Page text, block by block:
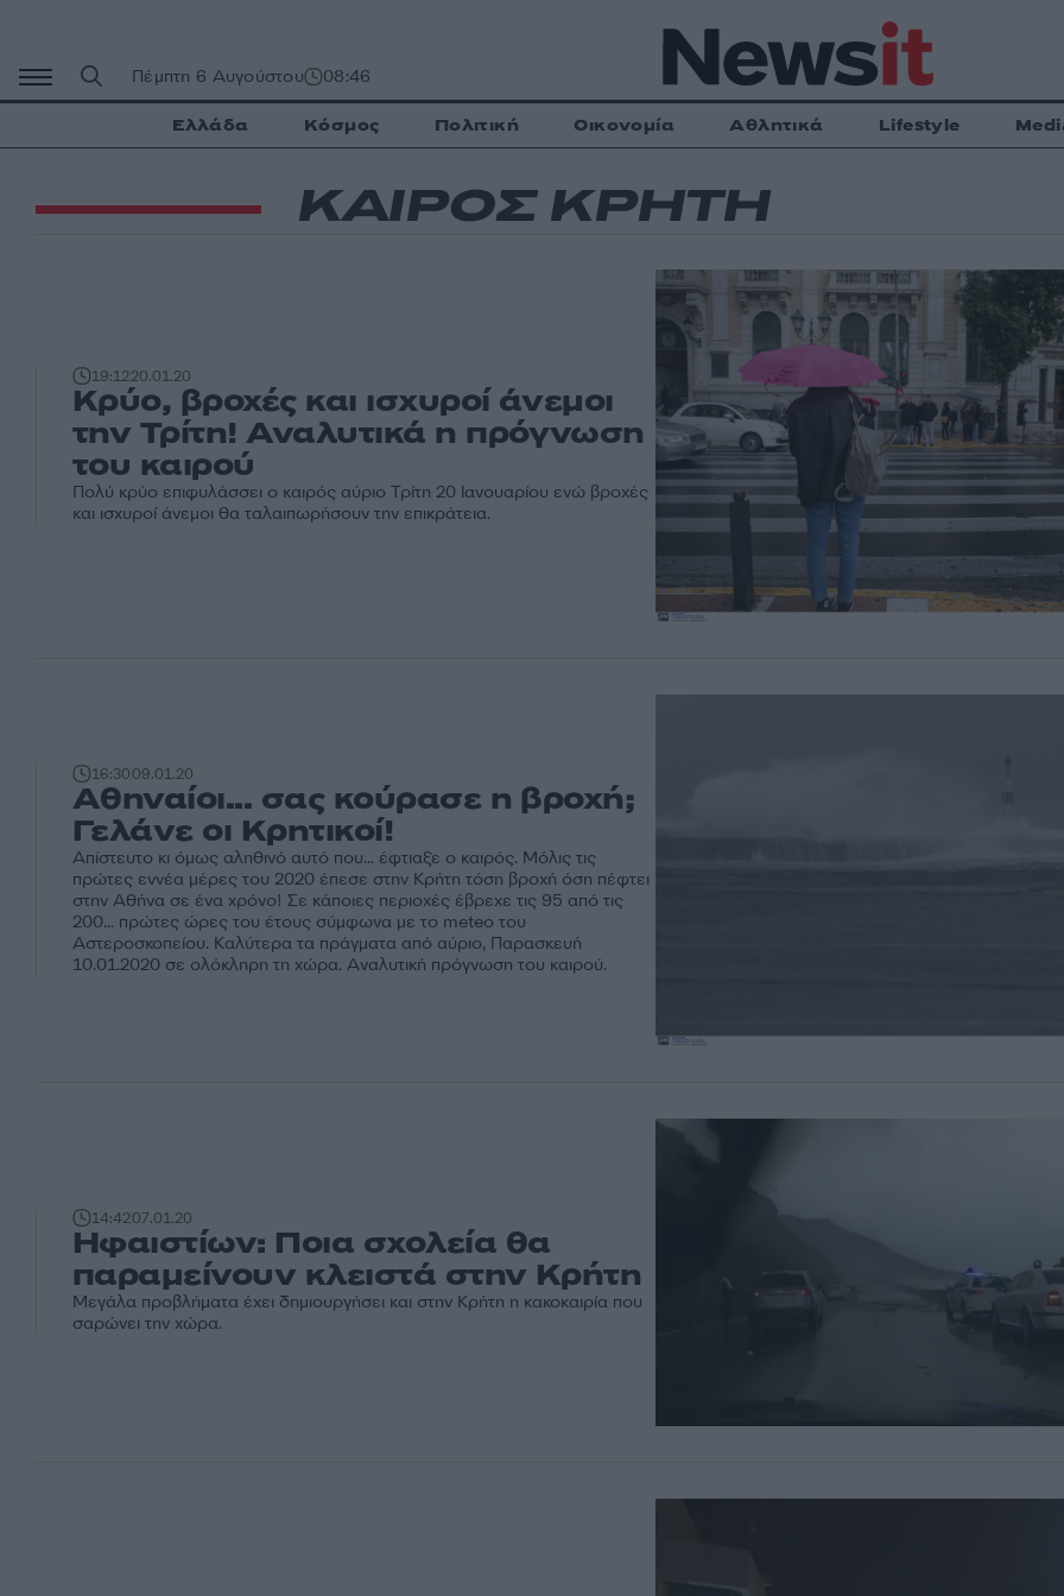
περιεχόμενο
Πέμπτη 6 Αυγούστου 08:46
Ελλάδα Κόσμος Πολιτική Οικονομία Αθλητικά Lifestyle
ΚΑΙΡΟΣ ΚΡΗΤΗ
19:1220.01.20
Κρύο, βροχές και ισχυροί άνεμοι
την Τρίτη! Αναλυτικά η πρόγνωση
του καιρού
Πολύ κρύο επιφυλάσσει ο καιρός αύριο Τρίτη 20 Ιανουαρίου ενώ βροχές
και ισχυροί άνεμοι θα ταλαιπωρήσουν την επικράτεια.
16:3009.01.20
Αθηναίοι... σας κούρασε η βροχή;
Γελάνε οι Κρητικοί!
Απίστευτο κι όμως αληθινό αυτό που... έφτιαξε ο καιρός. Μόλις τις
πρώτες εννέα μέρες του 2020 έπεσε στην Κρήτη τόση βροχή όση πέφτει
στην Αθήνα σε ένα χρόνο! Σε κάποιες περιοχές έβρεχε τις 95 από τις
200... πρώτες ώρες του έτους σύμφωνα με το meteo του
Αστεροσκοπείου. Καλύτερα τα πράγματα από αύριο, Παρασκευή
10.01.2020 σε ολόκληρη τη χώρα. Αναλυτική πρόγνωση του καιρού.
14:4207.01.20
Ηφαιστίων: Ποια σχολεία θα
παραμείνουν κλειστά στην Κρήτη
Μεγάλα προβλήματα έχει δημιουργήσει και στην Κρήτη η κακοκαιρία που
σαρώνει την χώρα.